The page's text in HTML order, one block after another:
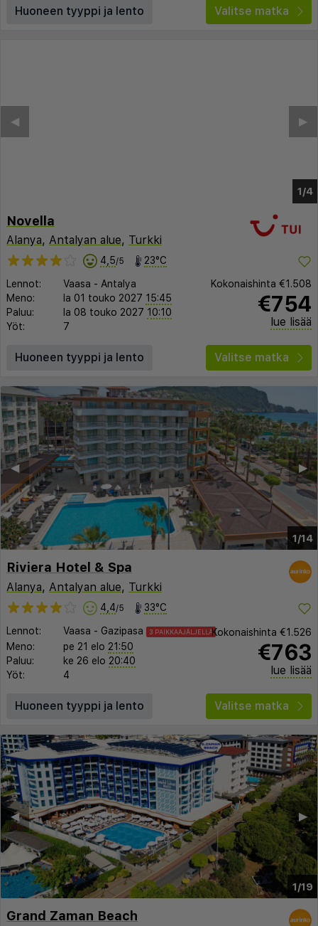
Huoneen tyyppi ja lento Valitse matka
Novella
Alanya, Antalyan alue, Turkki
4,5/5 23°C
Lennot: Vaasa - Antalya
Meno:
la 01 touko 2027 15:45
Paluu:
la 08 touko 2027 10:10
Yöt:
7
Kokonaishinta €1.508
€754
lue lisää
Huoneen tyyppi ja lento Valitse matka
1/14
▶︎
◀︎
Riviera Hotel & Spa
Alanya, Antalyan alue, Turkki
4,4/5 33°C
Lennot: Vaasa - Gazipasa 3 PAIKKAAJÄLJELLÄ
Meno: pe 21 elo 21:50
Paluu:
ke 26 elo 20:40
Yöt:
4
Kokonaishinta €1.526
€763
lue lisää
Huoneen tyyppi ja lento Valitse matka
1/19
▶︎
◀︎
Grand Zaman Beach